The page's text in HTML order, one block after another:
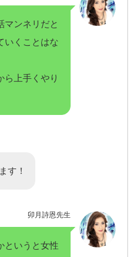
マンネリだと
いくことはな
ら上手くやり
す！
卯月詩恩先生
というと女性